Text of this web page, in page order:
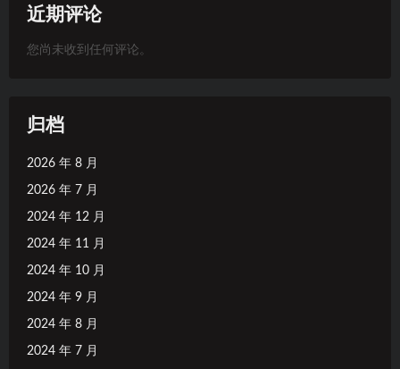
近期评论
您尚未收到任何评论。
归档
2026 年 8 月
2026 年 7 月
2024 年 12 月
2024 年 11 月
2024 年 10 月
2024 年 9 月
2024 年 8 月
2024 年 7 月